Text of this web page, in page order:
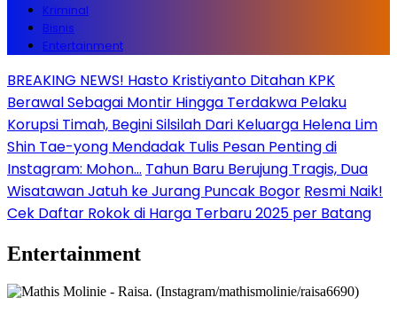
Kriminal
Bisnis
Entertainment
BREAKING NEWS! Hasto Kristiyanto Ditahan KPK
Berawal Sebagai Montir Hingga Terdakwa Pelaku
Korupsi Timah, Begini Silsilah Dari Keluarga Helena Lim
Shin Tae-yong Mendadak Tulis Pesan Penting di
Instagram: Mohon… Tahun Baru Berujung Tragis, Dua
Wisatawan Jatuh ke Jurang Puncak Bogor Resmi Naik!
Cek Daftar Rokok di Harga Terbaru 2025 per Batang
Entertainment